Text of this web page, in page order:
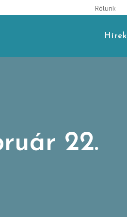
Rólunk
Hírek
22.